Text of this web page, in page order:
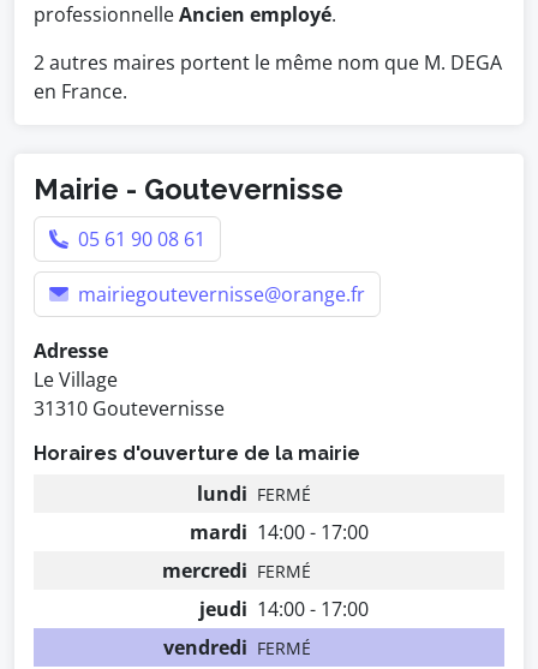
professionnelleAncien employé.
2 autres maires portent le même nom que M. DEGA
en France.
Mairie - Goutevernisse
05 61 90 08 61
mairiegoutevernisse@orange.fr
Adresse
Le Village
31310 Goutevernisse
Horaires d'ouverture de la mairie
lundi FERMÉ
mardi 14:00 - 17:00
mercredi FERMÉ
jeudi 14:00 - 17:00
vendredi FERMÉ